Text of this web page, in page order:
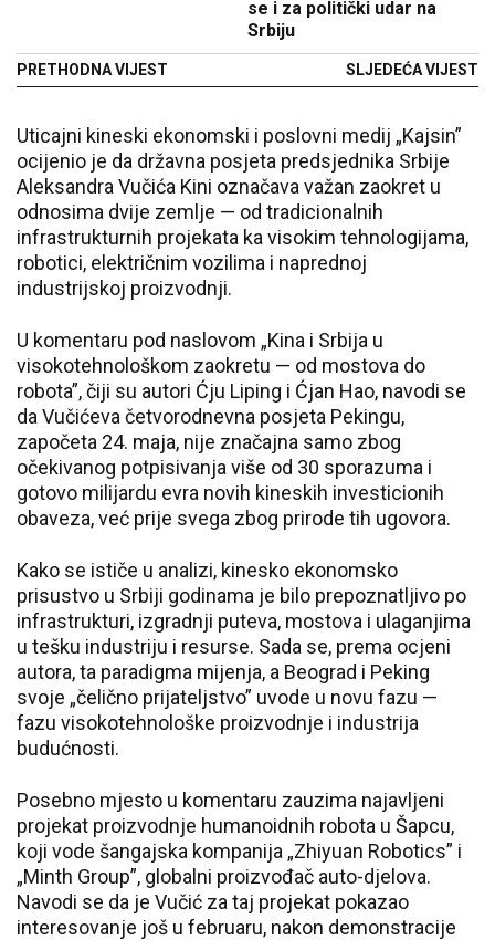
PRETHODNA VIJEST
se i za politički udar na
Srbiju
SLJEDEĆA VIJEST
Uticajni kineski ekonomski i poslovni medij „Kajsin”
ocijenio je da državna posjeta predsjednika Srbije
Aleksandra Vučića Kini označava važan zaokret u
odnosima dvije zemlje — od tradicionalnih
infrastrukturnih projekata ka visokim tehnologijama,
robotici, električnim vozilima i naprednoj
industrijskoj proizvodnji.
U komentaru pod naslovom „Kina i Srbija u
visokotehnološkom zaokretu — od mostova do
robota”, čiji su autori Ćju Liping i Ćjan Hao, navodi se
da Vučićeva četvorodnevna posjeta Pekingu,
započeta 24. maja, nije značajna samo zbog
očekivanog potpisivanja više od 30 sporazuma i
gotovo milijardu evra novih kineskih investicionih
obaveza, već prije svega zbog prirode tih ugovora.
Kako se ističe u analizi, kinesko ekonomsko
prisustvo u Srbiji godinama je bilo prepoznatljivo po
infrastrukturi, izgradnji puteva, mostova i ulaganjima
u tešku industriju i resurse. Sada se, prema ocjeni
autora, ta paradigma mijenja, a Beograd i Peking
svoje „čelično prijateljstvo” uvode u novu fazu —
fazu visokotehnološke proizvodnje i industrija
budućnosti.
Posebno mjesto u komentaru zauzima najavljeni
projekat proizvodnje humanoidnih robota u Šapcu,
koji vode šangajska kompanija „Zhiyuan Robotics” i
„Minth Group”, globalni proizvođač auto-djelova.
Navodi se da je Vučić za taj projekat pokazao
interesovanje još u februaru, nakon demonstracije